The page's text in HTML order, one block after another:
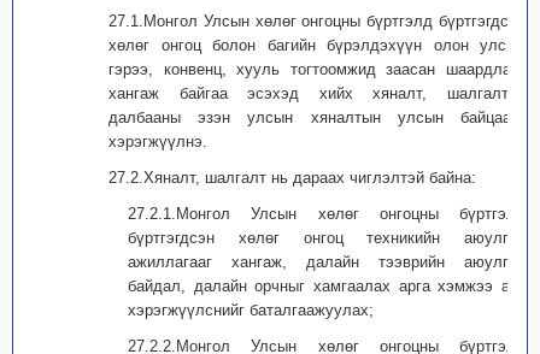
27.1.Монгол Улсын хөлөг онгоцны бүртгэлд бүртгэгдсэн
хөлөг онгоц болон багийн бүрэлдэхүүн олон улсын
гэрээ, конвенц, хууль тогтоомжид заасан шаардлага
хангаж байгаа эсэхэд хийх хяналт, шалгалтыг
далбааны эзэн улсын хяналтын улсын байцаагч
хэрэгжүүлнэ.
27.2.Хяналт, шалгалт нь дараах чиглэлтэй байна:
27.2.1.Монгол Улсын хөлөг онгоцны бүртгэлд
бүртгэгдсэн хөлөг онгоц техникийн аюулгүй
ажиллагааг хангаж, далайн тээврийн аюулгүй
байдал, далайн орчныг хамгаалах арга хэмжээ авч
хэрэгжүүлснийг баталгаажуулах;
27.2.2.Монгол Улсын хөлөг онгоцны бүртгэлд